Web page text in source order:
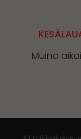
Muina